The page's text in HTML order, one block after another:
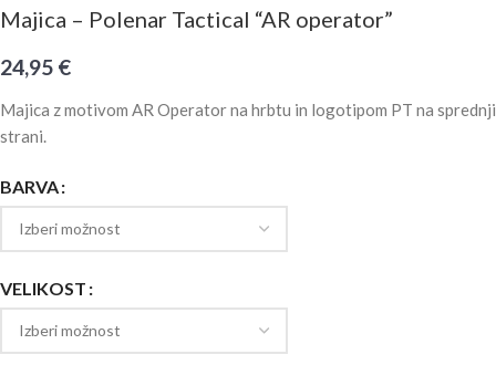
Majica – Polenar Tactical “AR operator”
24,95 €
Majica z motivom AR Operator na hrbtu in logotipom PT na sprednji
strani.
BARVA
VELIKOST